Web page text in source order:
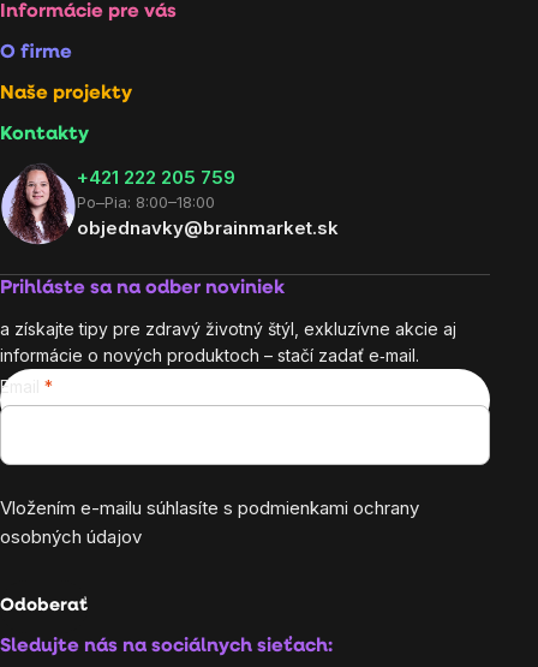
Informácie pre vás
O firme
Naše projekty
Kontakty
+421 222 205 759
Po–Pia: 8:00–18:00
objednavky@brainmarket.sk
Prihláste sa na odber noviniek
a získajte tipy pre zdravý životný štýl, exkluzívne akcie aj
informácie o nových produktoch – stačí zadať e‑mail.
Email
Vložením e-mailu súhlasíte s podmienkami ochrany
osobných údajov
Odoberať
Sledujte nás na sociálnych sieťach: